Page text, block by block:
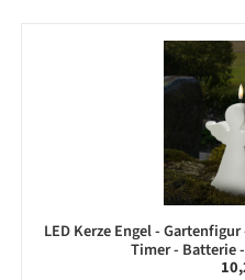
LED Kerze Engel -
Timer - Batterie